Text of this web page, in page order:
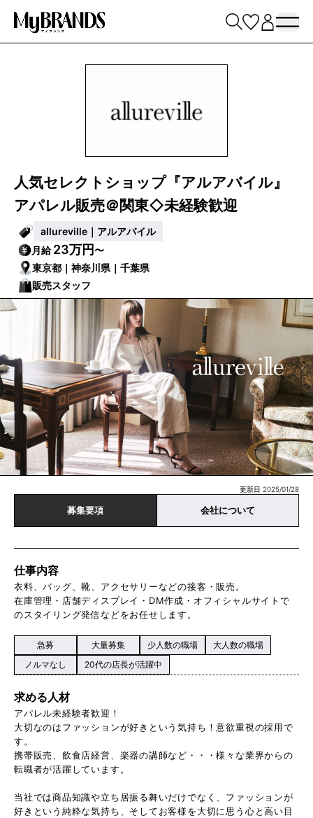
人気セレクトショップ『アルアバイル』
アパレル販売＠関東◇未経験歓迎
allureville｜アルアバイル
月給23万円〜
東京都｜神奈川県｜千葉県
販売スタッフ
更新日 2025/01/28
募集要項 会社について
仕事内容
衣料、バッグ、靴、アクセサリーなどの接客・販売。
在庫管理・店舗ディスプレイ・DM作成・オフィシャルサイトで
のスタイリング発信などをお任せします。
急募 大量募集 少人数の職場
大人数の職場
ノルマなし
20代の店長が活躍中
求める人材
アパレル未経験者歓迎！
大切なのはファッションが好きという気持ち！意欲重視の採用で
す。
携帯販売、飲食店経営、楽器の講師など・・・様々な業界からの
転職者が活躍しています。
当社では商品知識や立ち居振る舞いだけでなく、ファッションが
好きという純粋な気持ち、そしてお客様を大切に思う心と高い目